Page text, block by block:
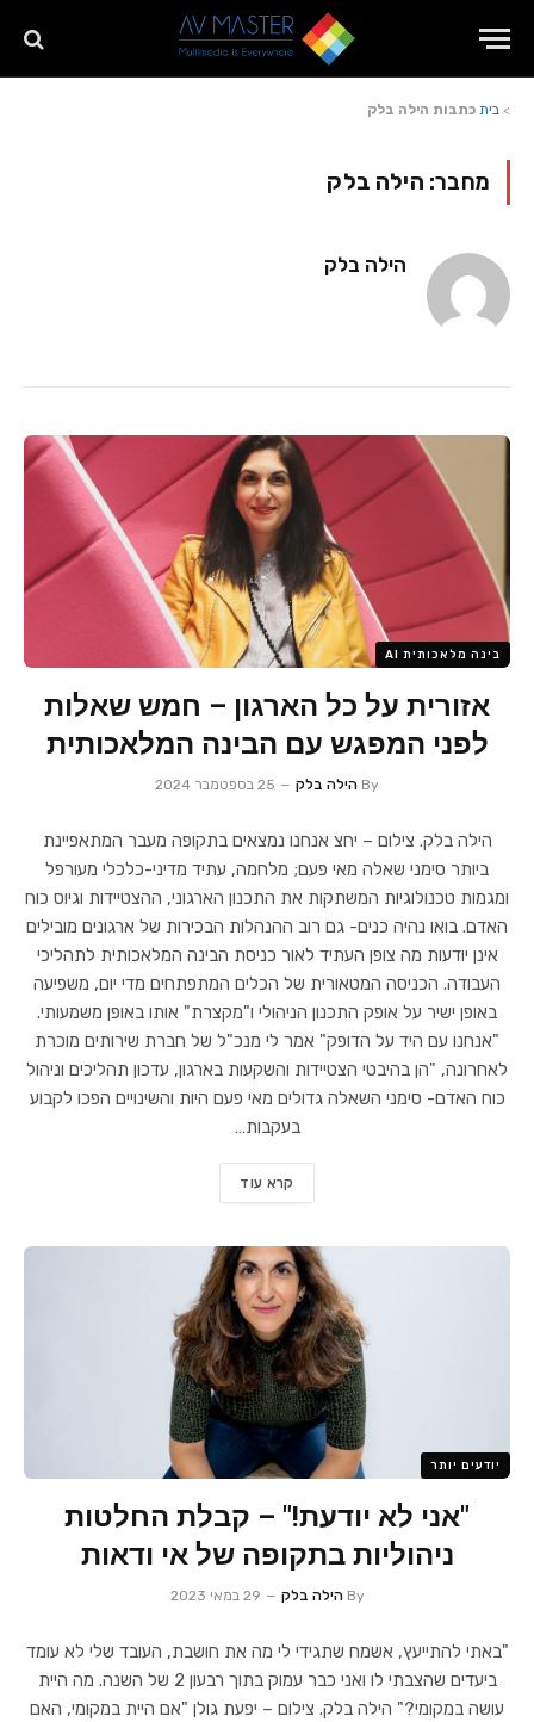
> בית כתבות הילה בלק
מחבר: הילה בלק
הילה בלק
בינה מלאכותית AI
אזורית על כל הארגון – חמש שאלות
לפני המפגש עם הבינה המלאכותית
By הילה בלק 25 בספטמבר 2024
הילה בלק. צילום – יחצ אנחנו נמצאים בתקופה מעבר המתאפיינת
ביותר סימני שאלה מאי פעם; מלחמה, עתיד מדיני-כלכלי מעורפל
ומגמות טכנולוגיות המשתקות את התכנון הארגוני, ההצטיידות וגיוס כוח
האדם. בואו נהיה כנים- גם רוב ההנהלות הבכירות של ארגונים מובילים
אינן יודעות מה צופן העתיד לאור כניסת הבינה המלאכותית לתהליכי
העבודה. הכניסה המטאורית של הכלים המתפתחים מדי יום, משפיעה
באופן ישיר על אופק התכנון הניהולי ו"מקצרת" אותו באופן משמעותי.
"אנחנו עם היד על הדופק" אמר לי מנכ"ל של חברת שירותים מוכרת
לאחרונה, "הן בהיבטי הצטיידות והשקעות בארגון, עדכון תהליכים וניהול
כוח האדם- סימני השאלה גדולים מאי פעם היות והשינויים הפכו לקבוע
בעקבות…
קרא עוד
יודעים יותר
"אני לא יודעת!" – קבלת החלטות
ניהוליות בתקופה של אי ודאות
By הילה בלק 29 במאי 2023
"באתי להתייעץ, אשמח שתגידי לי מה את חושבת, העובד שלי לא עומד
ביעדים שהצבתי לו ואני כבר עמוק בתוך רבעון 2 של השנה. מה היית
עושה במקומי?" הילה בלק. צילום – יפעת גולן "אם היית במקומי, האם